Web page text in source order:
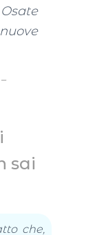
sai
che,